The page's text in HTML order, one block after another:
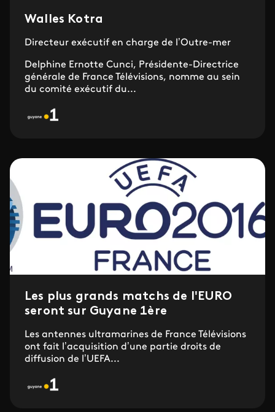
Walles Kotra
Directeur exécutif en charge de l’Outre-mer
Delphine Ernotte Cunci, Présidente-Directrice
générale de France Télévisions, nomme au sein
du comité exécutif du...
Les plus grands matchs de l'EURO
seront sur Guyane 1ère
Les antennes ultramarines de France Télévisions
ont fait l’acquisition d’une partie droits de
diffusion de l’UEFA...